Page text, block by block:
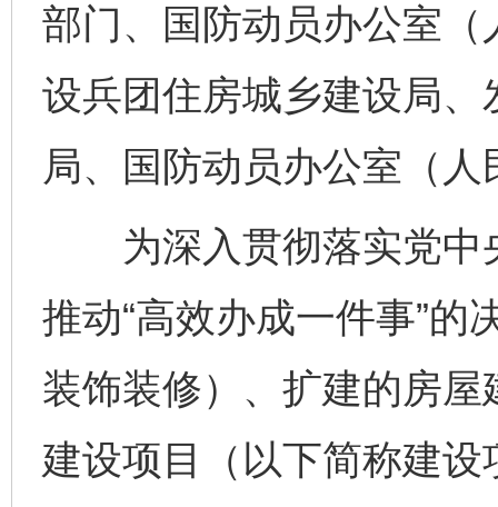
部门、国防动员办公室
设兵团住房城乡建设局
局、国防动员办公室（
为深入贯彻落实党中
推动“高效办成一件事”的
装饰装修）、扩建的房
建设项目（以下简称建设